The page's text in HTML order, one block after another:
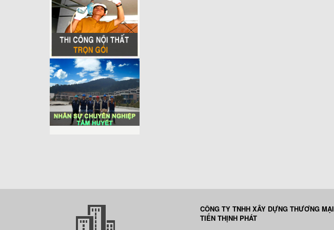
CÔNG TY TNHH XÂY DỰNG THƯƠNG MẠI
TIẾN THỊNH PHÁT